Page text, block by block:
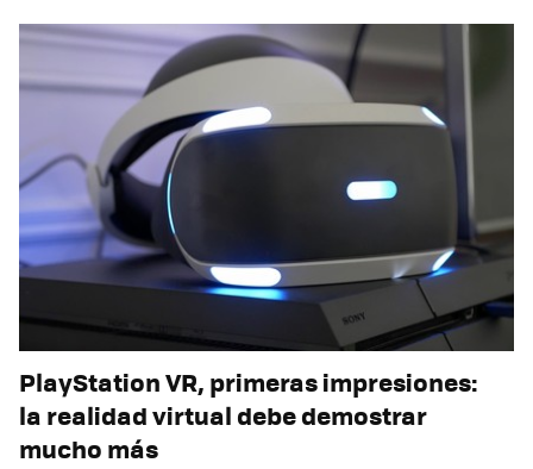
PlayStation VR, primeras impresiones:
la realidad virtual debe demostrar
mucho más